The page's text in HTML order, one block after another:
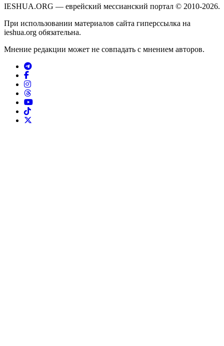
IESHUA.ORG — еврейский мессианский портал © 2010-2026.
При использовании материалов сайта гиперссылка на
ieshua.org обязательна.
Мнение редакции может не совпадать с мнением авторов.